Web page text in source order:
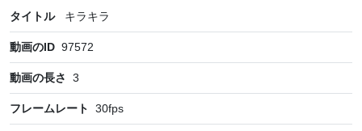
タイトル キラキラ
動画のID 97572
動画の長さ 3
フレームレート 30fps